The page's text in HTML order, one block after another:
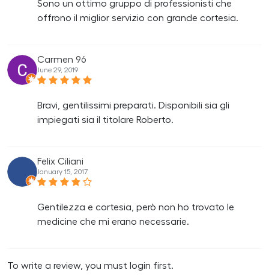
Sono un ottimo gruppo di professionisti che
offrono il miglior servizio con grande cortesia.
Carmen 96
June 29, 2019
Bravi, gentilissimi preparati. Disponibili sia gli
impiegati sia il titolare Roberto.
Felix Ciliani
January 15, 2017
Gentilezza e cortesia, però non ho trovato le
medicine che mi erano necessarie.
To write a review, you must login first.